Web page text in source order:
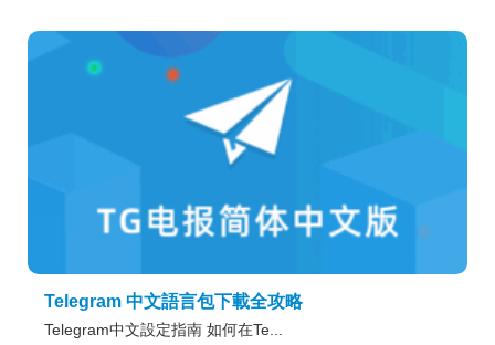
Telegram 中文語言包下載全攻略
Telegram中文設定指南 如何在Te...